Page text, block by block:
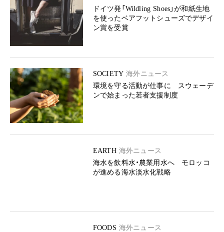
ドイツ発「Wildling Shoes」が和紙生地
を使ったベアフットシューズでデザイ
ン賞を受賞
SOCIETY 海外ニュース
環境を守る活動が仕事に スウェーデ
ンで始まった若者支援制度
EARTH 海外ニュース
海水を飲料水・農業用水へ モロッコ
が進める海水淡水化戦略
FOODS 海外ニュース